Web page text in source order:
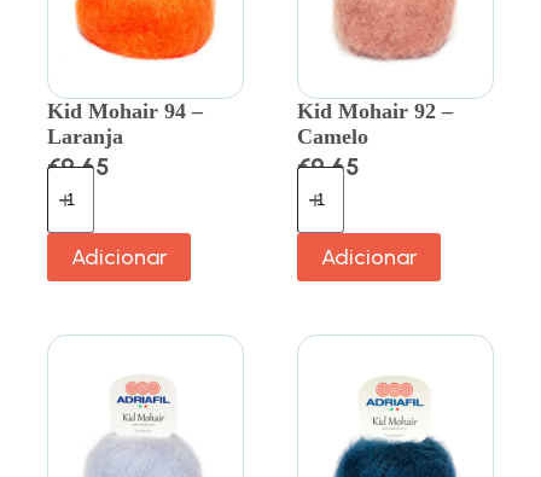
Kid Mohair 94 –
Laranja
€9.65
Adicionar
Kid Mohair 92 –
Camelo
€9.65
Adicionar